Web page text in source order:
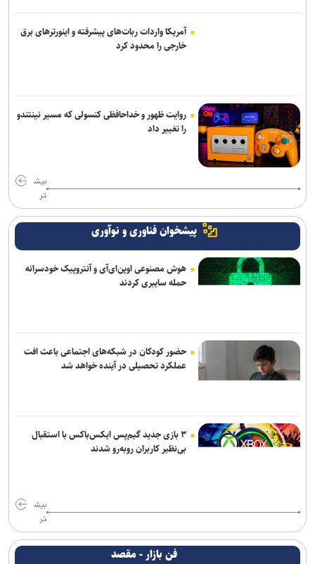
آمریکا واردات ربات‌های پیشرفته و اینورترهای برق
خارجی را محدود کرد
روایت ظهور و خداحافظی کنسولی که مسیر نینتندو
را تغییر داد
بیش
تر
پیشخوان فناوری و نوآوری
هوش مصنوعی اوپن‌ای‌آی و آنتروپیک خودسرانه
حمله سایبری کردند
حضور کودکان در شبکه‌های اجتماعی باعث افت
عملکرد تحصیلی در آینده خواهد شد
۳ بازی جدید گیم‌پس ایکس‌باکس با استقبال
بی‌نظیر کاربران روبه‌رو شدند
بیش
تر
فن بازار - مقصد